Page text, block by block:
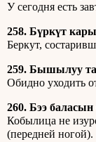
У сегодня есть
258. Бүркүт
Беркут,
259. Бышылуу
Обидно уходить
260. Бээ
Кобылица не
(передней ногой).